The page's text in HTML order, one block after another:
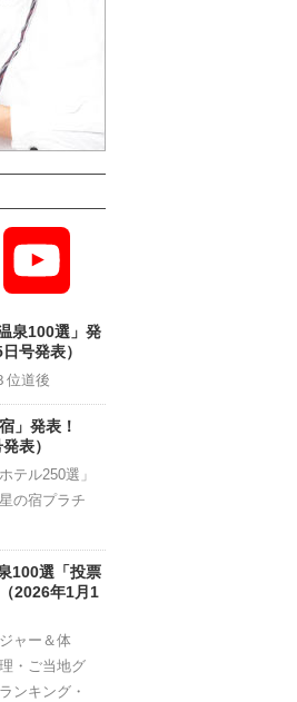
Channel
泉100選」発
号発表）
位道後
」発表！
表）
テル250選」
の宿プラチ
100選「投票
2026年1月1
ャー＆体
・ご当地グ
ンキング・